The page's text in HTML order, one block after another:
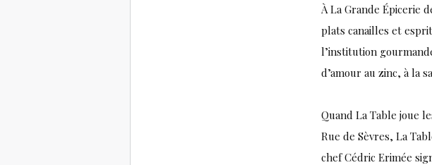
À La Grande Épicerie
plats canailles et
l’institution
d’amour au zinc, à la
Quand La Table joue
Rue de Sèvres, La
chef Cédric Erimée